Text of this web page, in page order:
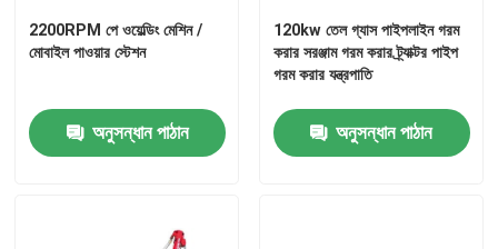
2200RPM পে ওয়েল্ডিং মেশিন /
মোবাইল পাওয়ার স্টেশন
অনুসন্ধান পাঠান
120kw তেল গ্যাস পাইপলাইন গরম
করার সরঞ্জাম গরম করার ট্র্যাক্টর পাইপ
গরম করার যন্ত্রপাতি
অনুসন্ধান পাঠান